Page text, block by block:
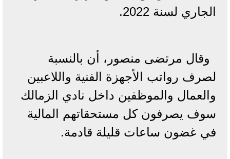
الجاري لسنة 2022.
وقال مرتضى منصور، أن بالنسبة
لصرف رواتب الأجهزة الفنية واللاعبين
والعمال والموظفين داخل نادي الزمالك
سوف يصرفون كل مستحقاتهم المالية
في غضون ساعات قليلة قادمة.